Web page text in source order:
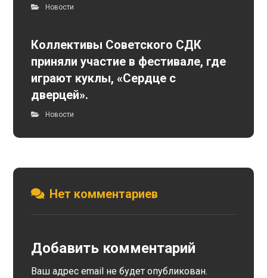
Новости
Коллективы Советского СДК
приняли участие в фестивале, где
играют куклы, «Сердце с
дверцей».
Новости
Нет комментариев
Добавить комментарий
Ваш адрес email не будет опубликован.